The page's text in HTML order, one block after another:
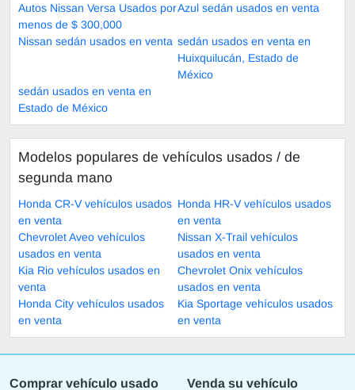
Autos Nissan Versa Usados por
menos de $ 300,000
Azul sedán usados en venta
Nissan sedán usados en venta sedán usados en venta en
Huixquilucán, Estado de
México
sedán usados en venta en
Estado de México
Modelos populares de vehículos usados ​​/ de
segunda mano
Honda CR-V vehículos usados
en venta
Honda HR-V vehículos usados
en venta
Chevrolet Aveo vehículos
usados en venta
Nissan X-Trail vehículos
usados en venta
Kia Rio vehículos usados en
venta
Chevrolet Onix vehículos
usados en venta
Honda City vehículos usados
en venta
Kia Sportage vehículos usados
en venta
Comprar vehículo usado Venda su vehículo